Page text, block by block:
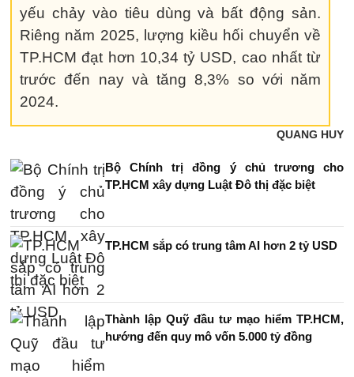
yếu chảy vào tiêu dùng và bất động sản.
Riêng năm 2025, lượng kiều hối chuyển về
TP.HCM đạt hơn 10,34 tỷ USD, cao nhất từ
trước đến nay và tăng 8,3% so với năm
2024.
QUANG HUY
Bộ Chính trị đồng ý chủ trương cho
TP.HCM xây dựng Luật Đô thị đặc biệt
TP.HCM sắp có trung tâm AI hơn 2 tỷ USD
Thành lập Quỹ đầu tư mạo hiểm TP.HCM,
hướng đến quy mô vốn 5.000 tỷ đồng